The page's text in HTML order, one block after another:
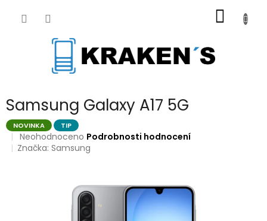
KOŠÍK
Samsung Galaxy A17 5G
NOVINKA TIP
Průměrné
hodnocení
Neohodnoceno Podrobnosti hodnocení
Značka:Samsung